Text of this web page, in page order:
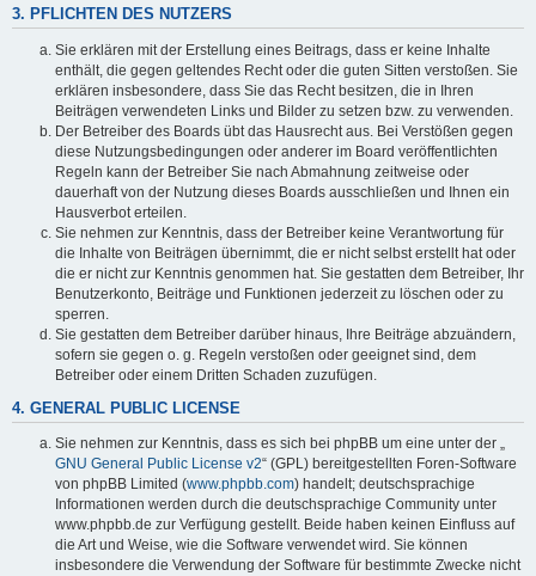
3. PFLICHTEN DES NUTZERS
Sie erklären mit der Erstellung eines Beitrags, dass er keine Inhalte
enthält, die gegen geltendes Recht oder die guten Sitten verstoßen. Sie
erklären insbesondere, dass Sie das Recht besitzen, die in Ihren
Beiträgen verwendeten Links und Bilder zu setzen bzw. zu verwenden.
Der Betreiber des Boards übt das Hausrecht aus. Bei Verstößen gegen
diese Nutzungsbedingungen oder anderer im Board veröffentlichten
Regeln kann der Betreiber Sie nach Abmahnung zeitweise oder
dauerhaft von der Nutzung dieses Boards ausschließen und Ihnen ein
Hausverbot erteilen.
Sie nehmen zur Kenntnis, dass der Betreiber keine Verantwortung für
die Inhalte von Beiträgen übernimmt, die er nicht selbst erstellt hat oder
die er nicht zur Kenntnis genommen hat. Sie gestatten dem Betreiber, Ihr
Benutzerkonto, Beiträge und Funktionen jederzeit zu löschen oder zu
sperren.
Sie gestatten dem Betreiber darüber hinaus, Ihre Beiträge abzuändern,
sofern sie gegen o. g. Regeln verstoßen oder geeignet sind, dem
Betreiber oder einem Dritten Schaden zuzufügen.
4. GENERAL PUBLIC LICENSE
Sie nehmen zur Kenntnis, dass es sich bei phpBB um eine unter der „
GNU General Public License v2“ (GPL) bereitgestellten Foren-Software
von phpBB Limited (www.phpbb.com) handelt; deutschsprachige
Informationen werden durch die deutschsprachige Community unter
www.phpbb.de zur Verfügung gestellt. Beide haben keinen Einfluss auf
die Art und Weise, wie die Software verwendet wird. Sie können
insbesondere die Verwendung der Software für bestimmte Zwecke nicht